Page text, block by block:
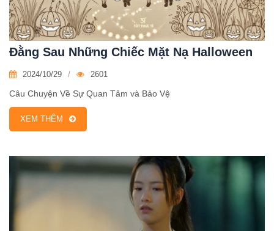
Đằng Sau Những Chiếc Mặt Nạ Halloween
2024/10/29 2601
Câu Chuyện Về Sự Quan Tâm và Bảo Vệ
XEM THÊM